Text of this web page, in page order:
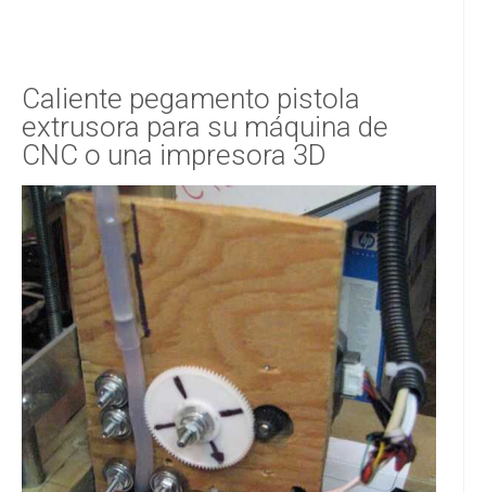
Caliente pegamento pistola
extrusora para su máquina de
CNC o una impresora 3D